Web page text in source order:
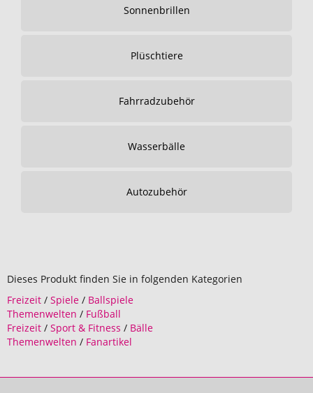
Sonnenbrillen
Plüschtiere
Fahrradzubehör
Wasserbälle
Autozubehör
Dieses Produkt finden Sie in folgenden Kategorien
Freizeit / Spiele / Ballspiele
Themenwelten / Fußball
Freizeit / Sport & Fitness / Bälle
Themenwelten / Fanartikel